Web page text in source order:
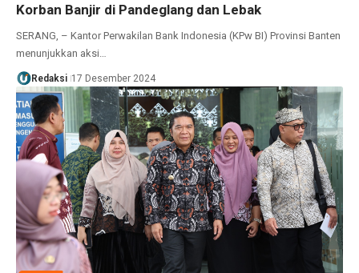
Korban Banjir di Pandeglang dan Lebak
SERANG, – Kantor Perwakilan Bank Indonesia (KPw BI) Provinsi Banten
menunjukkan aksi…
Redaksi 17 Desember 2024